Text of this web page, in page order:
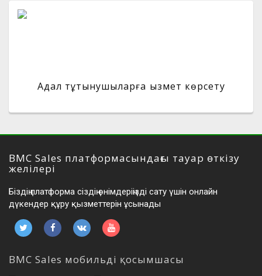
Адал тұтынушыларға қызмет көрсету
BMC Sales платформасындағы тауар өткізу
желілері
Біздің платформа сіздің өнімдеріңізді сату үшін онлайн
дүкендер құру қызметтерін ұсынады
BMC Sales мобильді қосымшасы